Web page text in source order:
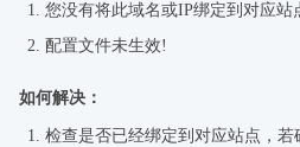
您没有将此域名或IP绑定到对应站
配置文件未生效!
如何解决：
检查是否已经绑定到对应站点，